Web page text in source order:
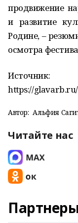
продвижение
и развитие
Родине, –
осмотра
Источник:
https://
Автор: Альфия
Читайте нас